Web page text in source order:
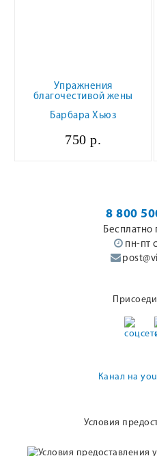
Упражнения
благочестивой жены
Барбара Хьюз
750 р.
8 800
Бесплатно
пн-пт
Канал на
Условия